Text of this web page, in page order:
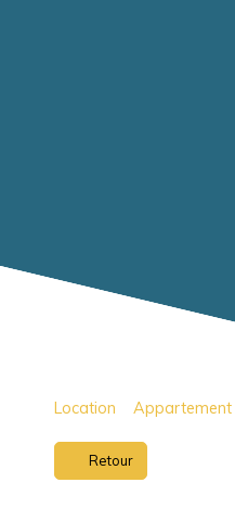
Location Appartement
Retour